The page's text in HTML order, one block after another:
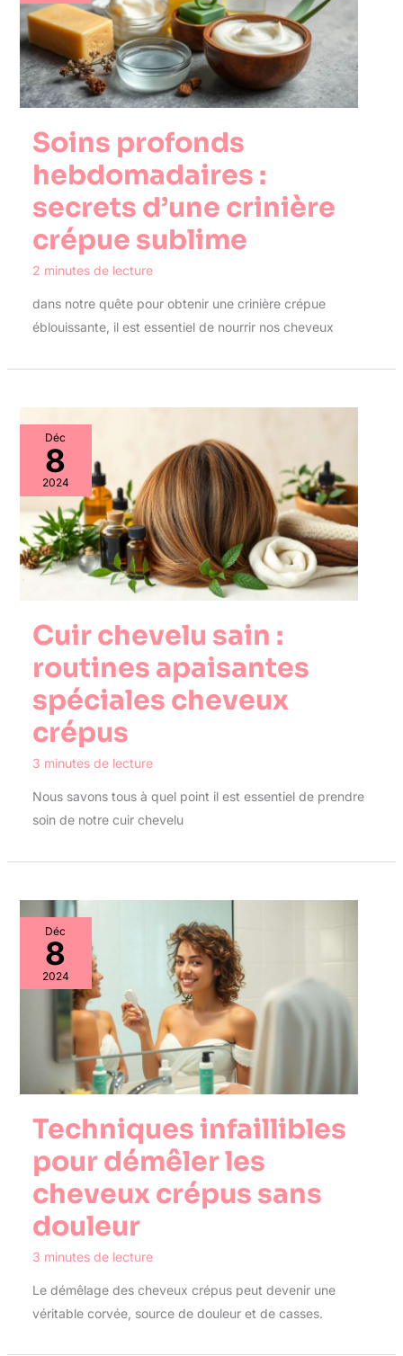
Soins profonds
hebdomadaires :
secrets d’une crinière
crépue sublime
2 minutes de lecture
dans notre quête pour obtenir une crinière crépue
éblouissante, il est essentiel de nourrir nos cheveux
Déc
8
2024
Cuir chevelu sain :
routines apaisantes
spéciales cheveux
crépus
3 minutes de lecture
Nous savons tous à quel point il est essentiel de prendre
soin de notre cuir chevelu
Déc
8
2024
Techniques infaillibles
pour démêler les
cheveux crépus sans
douleur
3 minutes de lecture
Le démêlage des cheveux crépus peut devenir une
véritable corvée, source de douleur et de casses.